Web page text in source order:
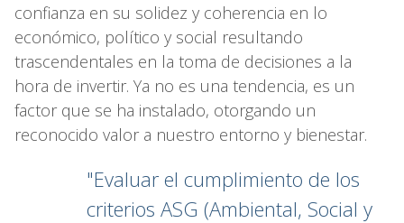
confianza en su solidez y coherencia en lo
económico, político y social resultando
trascendentales en la toma de decisiones a la
hora de invertir. Ya no es una tendencia, es un
factor que se ha instalado, otorgando un
reconocido valor a nuestro entorno y bienestar.
"Evaluar el cumplimiento de los
criterios ASG (Ambiental, Social y